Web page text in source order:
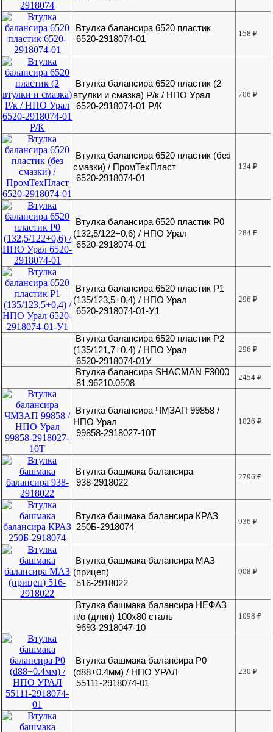
Втулка балансира 6520 пластик
6520-2918074-01
158₽
Втулка балансира 6520 пластик (2
втулки и смазка) Р/к / НПО Урал
6520-2918074-01 Р/К
706₽
Втулка балансира 6520 пластик (без
смазки) / ПромТехПласт
6520-2918074-01
134₽
Втулка балансира 6520 пластик Р0
(132,5/122+0,6) / НПО Урал
6520-2918074-01
284₽
Втулка балансира 6520 пластик Р1
(135/123,5+0,4) / НПО Урал
6520-2918074-01-У1
296₽
Втулка балансира 6520 пластик Р2
(135/121,7+0,4) / НПО Урал
6520-2918074-01У
296₽
Втулка балансира SHACMAN F3000
81.96210.0508
2454₽
Втулка балансира ЧМЗАП 99858 /
НПО Урал
99858-2918027-10Т
1026₽
Втулка башмака балансира
938-2918022
2796₽
Втулка башмака балансира КРАЗ
250Б-2918074
936₽
Втулка башмака балансира МАЗ
(прицеп)
516-2918022
908₽
Втулка башмака балансира НЕФАЗ
н/о (длин) 100х80 сталь
9693-2918047-10
1098₽
Втулка башмака балансира Р0
(d88+0.4мм) / НПО УРАЛ
55111-2918074-01
230₽